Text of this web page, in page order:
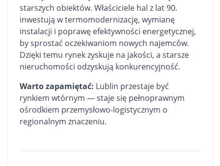
starszych obiektów. Właściciele hal z lat 90.
inwestują w termomodernizację, wymianę
instalacji i poprawę efektywności energetycznej,
by sprostać oczekiwaniom nowych najemców.
Dzięki temu rynek zyskuje na jakości, a starsze
nieruchomości odzyskują konkurencyjność.
Warto zapamiętać: Lublin przestaje być
rynkiem wtórnym — staje się pełnoprawnym
ośrodkiem przemysłowo-logistycznym o
regionalnym znaczeniu.